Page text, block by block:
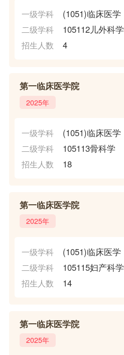
一级学科 (1051)临床医学
二级学科 105112儿外科学
招生人数 4
第一临床医学院
2025年
一级学科 (1051)临床医学
二级学科 105113骨科学
招生人数 18
第一临床医学院
2025年
一级学科 (1051)临床医学
二级学科 105115妇产科学
招生人数 14
第一临床医学院
2025年